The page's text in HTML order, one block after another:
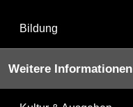
Bildung
Weitere Informationen